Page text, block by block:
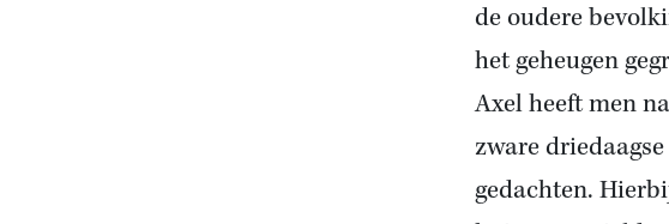
de oudere
het geheugen
Axel heeft men
zware
gedachten.